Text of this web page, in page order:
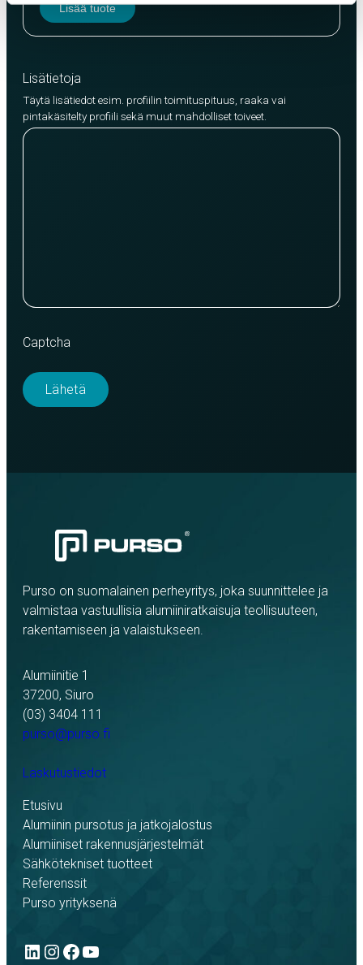
Lisää tuote
Lisätietoja
Täytä lisätiedot esim. profiilin toimituspituus, raaka vai
pintakäsitelty profiili sekä muut mahdolliset toiveet.
Captcha
Purso on suomalainen perheyritys, joka suunnittelee ja
valmistaa vastuullisia alumiiniratkaisuja teollisuuteen,
rakentamiseen ja valaistukseen.
Alumiinitie 1
37200, Siuro
(03) 3404 111
purso@purso.fi
Laskutustiedot
Etusivu
Alumiinin pursotus ja jatkojalostus
Alumiiniset rakennusjärjestelmät
Sähkötekniset tuotteet
Referenssit
Purso yrityksenä
LinkedIn
Instagram
Facebook
YouTube